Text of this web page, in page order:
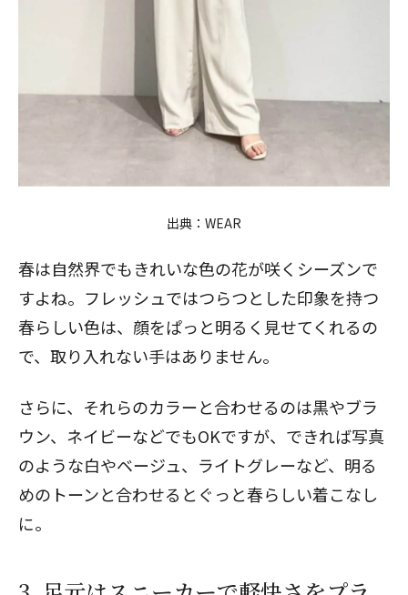
出典： WEAR
春は自然界でもきれいな色の花が咲くシーズンで
すよね。フレッシュではつらつとした印象を持つ
春らしい色は、顔をぱっと明るく見せてくれるの
で、取り入れない手はありません。
さらに、それらのカラーと合わせるのは黒やブラ
ウン、ネイビーなどでもOKですが、できれば写真
のような白やベージュ、ライトグレーなど、明る
めのトーンと合わせるとぐっと春らしい着こなし
に。